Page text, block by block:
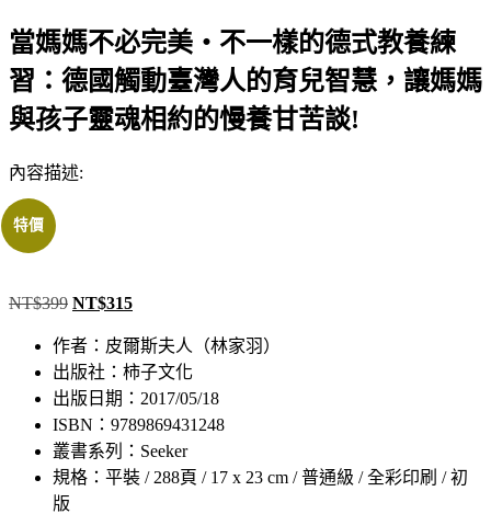
當媽媽不必完美‧不一樣的德式教養練
習：德國觸動臺灣人的育兒智慧，讓媽媽
與孩子靈魂相約的慢養甘苦談!
內容描述:
特價
NT$399 原
始
價
格：
NT$399。
NT$315
前
價
作者：皮爾斯夫人（林家羽）
出版社：柿子文化
出版日期：2017/05/18
ISBN：9789869431248
叢書系列：Seeker
規格：平裝 / 288頁 / 17 x 23 cm / 普通級 / 全彩印刷 / 初
版